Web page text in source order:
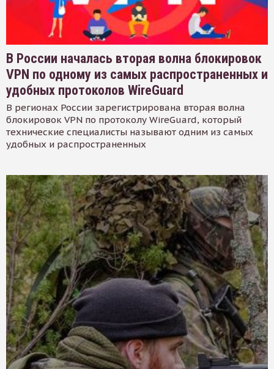
В России началась вторая волна блокировок
VPN по одному из самых распространенных и
удобных протоколов WireGuard
В регионах России зарегистрирована вторая волна
блокировок VPN по протоколу WireGuard, который
технические специалисты называют одним из самых
удобных и распространенных